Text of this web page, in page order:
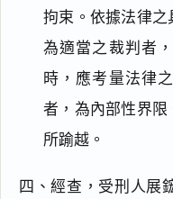
拘束。依據法律
為適當之裁判者
時，應考量法律
者，為內部性界
所踰越。
四、經查，受刑人展